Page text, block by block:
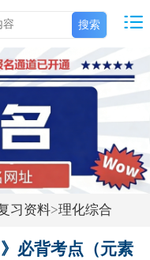
习资料>理化综合
必背考点（元素